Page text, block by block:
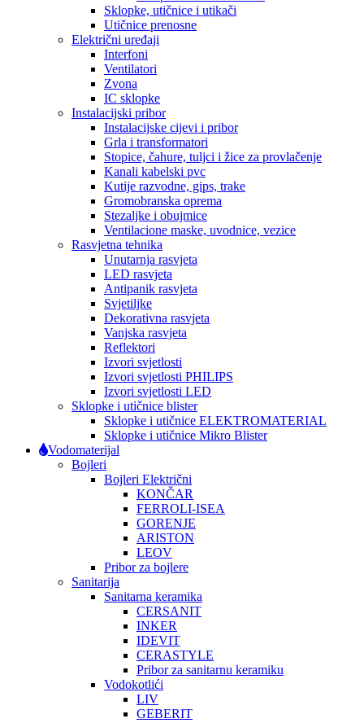
Sklopke, utičnice i utikači
Utičnice prenosne
Električni uređaji
Interfoni
Ventilatori
Zvona
IC sklopke
Instalacijski pribor
Instalacijske cijevi i pribor
Grla i transformatori
Stopice, čahure, tuljci i žice za provlačenje
Kanali kabelski pvc
Kutije razvodne, gips, trake
Gromobranska oprema
Stezaljke i obujmice
Ventilacione maske, uvodnice, vezice
Rasvjetna tehnika
Unutarnja rasvjeta
LED rasvjeta
Antipanik rasvjeta
Svjetiljke
Dekorativna rasvjeta
Vanjska rasvjeta
Reflektori
Izvori svjetlosti
Izvori svjetlosti PHILIPS
Izvori svjetlosti LED
Sklopke i utičnice blister
Sklopke i utičnice ELEKTROMATERIAL
Sklopke i utičnice Mikro Blister
Vodomaterijal
Bojleri
Bojleri Električni
KONČAR
FERROLI-ISEA
GORENJE
ARISTON
LEOV
Pribor za bojlere
Sanitarija
Sanitarna keramika
CERSANIT
INKER
IDEVIT
CERASTYLE
Pribor za sanitarnu keramiku
Vodokotlići
LIV
GEBERIT